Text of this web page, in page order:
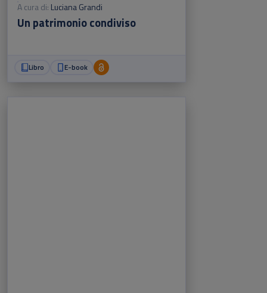
A cura di: Luciana Grandi
Un patrimonio condiviso
Libro E-book